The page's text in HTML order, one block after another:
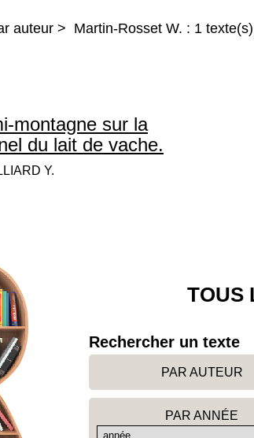
auteur > Martin-Rosset W. : 1 texte(s)
montagne sur la
du lait de vache.
Y.
TOUS
Rechercher un texte
PAR AUTEUR
PAR ANNÉE